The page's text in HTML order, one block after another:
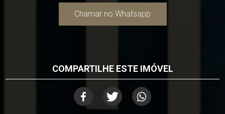
Chamar no Whatsapp
COMPARTILHE ESTE IMÓVEL